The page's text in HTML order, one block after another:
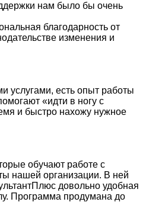
нам было бы очень
благодарность от
изменения и
услугами, есть опыт работы
«идти в ногу с
и быстро нахожу нужное
обучают работе с
нашей организации. В ней
довольно удобная
Программа продумана до